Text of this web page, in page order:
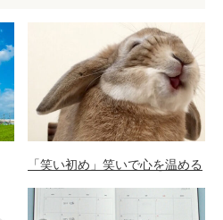
「笑い初め」笑いで心を温める